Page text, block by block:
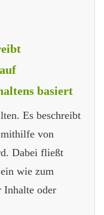
basiert
Es beschreibt
von
Dabei fließt
wie zum
Inhalte oder